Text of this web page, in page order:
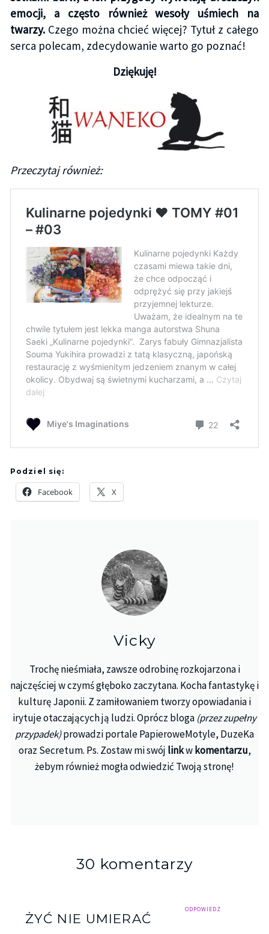
emocji, a często również wesoły uśmiech na
twarzy.Czego można chcieć więcej? Tytuł z całego
serca polecam, zdecydowanie warto go poznać!
Dziękuję!
Przeczytaj również:
Podziel się:
Facebook X
Vicky
Trochę nieśmiała, zawsze odrobinę rozkojarzona i
najczęściej w czymś głęboko zaczytana. Kocha fantastykę i
kulturę Japonii. Z zamiłowaniem tworzy opowiadania i
irytuje otaczających ją ludzi. Oprócz bloga (przez zupełny
przypadek)prowadzi portale PapieroweMotyle, DuzeKa
oraz Secretum. Ps. Zostaw mi swój linkwkomentarzu,
żebym również mogła odwiedzić Twoją stronę!
30 komentarzy
ODPOWIEDZ
ŻYĆ NIE UMIERAĆ